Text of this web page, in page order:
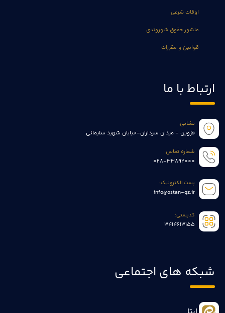
اوقات شرعی
منشور حقوق شهروندی
قوانین و مقررات
ارتباط با ما
نشانی:
قزوین - میدان سرداران-خیابان شهید سلیمانی
شماره تماس:
028-33892000
پست الکترونیک:
info@ostan-qz.ir
کدپستی:
3414613155
شبکه های اجتماعی